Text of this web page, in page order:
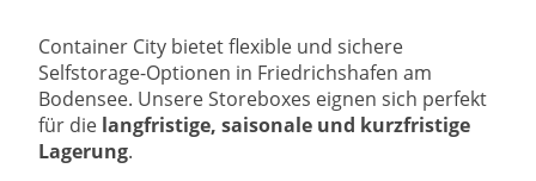
Container City bietet flexible und sichere
Selfstorage-Optionen in Friedrichshafen am
Bodensee. Unsere Storeboxes eignen sich perfekt
für die langfristige, saisonale und kurzfristige
Lagerung.